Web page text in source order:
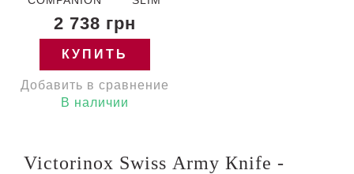
функций/рифленые
золотистые накладки /
открывалка для
коробок/ножницы
Швейцария 0.8170.28
Гарантия:
2 738 грн
КУПИТЬ
Добавить в сравнение
В наличии
Victorinox Swiss Аrmy Кnife -